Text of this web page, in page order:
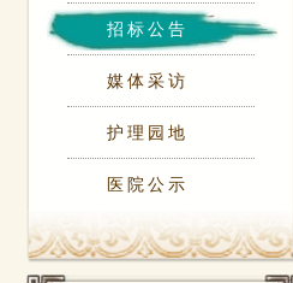
招标公告
媒体采访
护理园地
医院公示